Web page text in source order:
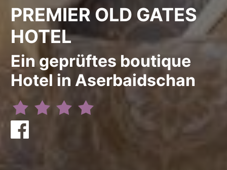
PREMIER OLD GATES
HOTEL
Ein geprüftes boutique
Hotel in Aserbaidschan